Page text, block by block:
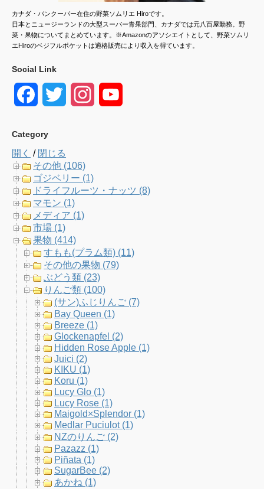
カナダ・バンクーバー在住の野菜ソムリエ Hiroです。
日本とニュージーランドの大型スーパー青果部門、カナダでは元八百屋勤務。野
菜・果物についてまとめています。※Amazonのアソシエイトとして、野菜ソムリ
エHiroのベジフルポケットは適格販売により収入を得ています。
Social Link
e
b
o
o
k
t
t
e
a
a
m
u
C
a
n
Category
開く / 閉じる
その他 (106)
ゴジベリー (1)
ドライフルーツ・ナッツ (8)
マモン (1)
メディア (1)
市場 (1)
果物 (414)
すもも(プラム類) (11)
その他の果物 (79)
ぶどう類 (23)
りんご類 (100)
(サン)ふじりんご (7)
Bay Queen (1)
Breeze (1)
Glockenapfel (2)
Hidden Rose Apple (1)
Juici (2)
KIKU (1)
Koru (1)
Lucy Glo (1)
Lucy Rose (1)
Maigold×Splendor (1)
Medlar Puciulot (1)
NZのりんご (2)
Pazazz (1)
Piñata (1)
SugarBee (2)
あかね (1)